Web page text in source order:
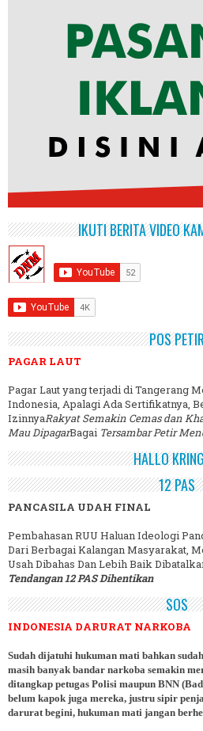
IKUTI BERITA VIDEO
POS
PAGAR LAUT
Pagar Laut yang terjadi di Tangerang
Indonesia, Apalagi Ada Sertifikatnya,
IzinnyaRakyat Semakin Cemas dan
Mau DipagarBagai Tersambar Petir
HALLO
12 PAS
PANCASILA UDAH FINAL
Pembahasan RUU Haluan Ideologi
Dari Berbagai Kalangan Masyarakat,
Usah Dibahas Dan Lebih Baik
Tendangan 12 PAS Dihentikan
SOS
INDONESIA DARURAT NARKOBA
Sudah dijatuhi hukuman mati bahkan
masih banyak bandar narkoba semakin
ditangkap petugas Polisi maupun BNN
belum kapok juga mereka, justru sipir
darurat begini, hukuman mati jangan